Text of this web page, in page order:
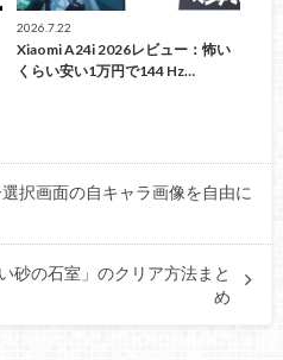
2026.7.22
Xiaomi A24i 2026レビュー：怖い
くらい安い1万円で144 Hz…
択画面の自キャラ画像を自由に
砂の石室」のクリア方法まと
め